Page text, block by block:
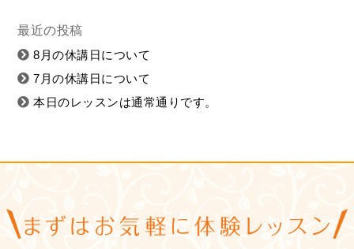
最近の投稿
8月の休講日について
7月の休講日について
本日のレッスンは通常通りです。